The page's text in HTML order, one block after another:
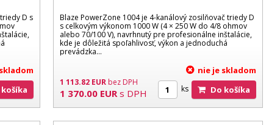
D s
košíka
Blaze PowerZone 1004 je 4-kanálový zosilňovač triedy D
s celkovým výkonom 1000 W (4 × 250 W do 4/8 ohmov
alebo 70/100 V), navrhnutý pre profesionálne inštalácie,
kde je dôležitá spoľahlivosť, výkon a jednoduchá
prevádzka...
1 113.82 EURbez DPH
1 370.00 EUR s DPH
nie je skladom
ks Do košíka